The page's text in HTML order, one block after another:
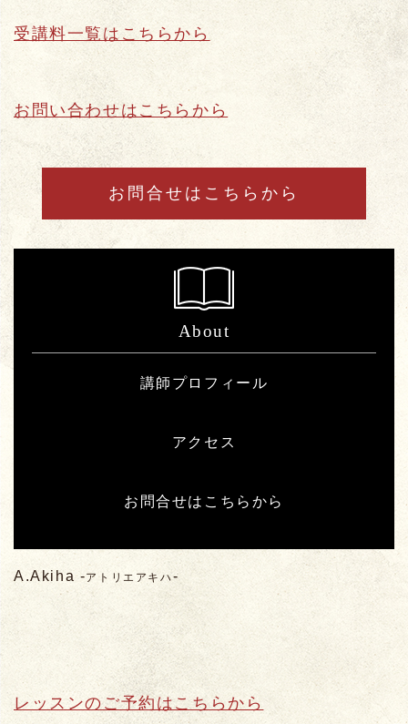
受講料一覧はこちらから
お問い合わせはこちらから
お問合せはこちらから
About
講師プロフィール
アクセス
お問合せはこちらから
A.Akiha -アトリエアキハ-
レッスンのご予約はこちらから